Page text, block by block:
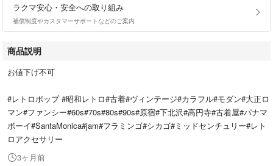
ラクマ安心・安全への取り組み
補償制度やカスタマーサポートなどのご案内
商品説明
お値下げ不可
#レトロポップ #昭和レトロ#古着#ヴィンテージ#カラフル#モダン#大正ロ
マン#ファンシー#60s#70s#80s#90s#原宿#下北沢#高円寺#古着屋#パナマ
ボーイ#SantaMonica#jam#フラミンゴ#シカゴ#ミッドセンチュリー#レト
ロアクセサリー
3ヶ月前